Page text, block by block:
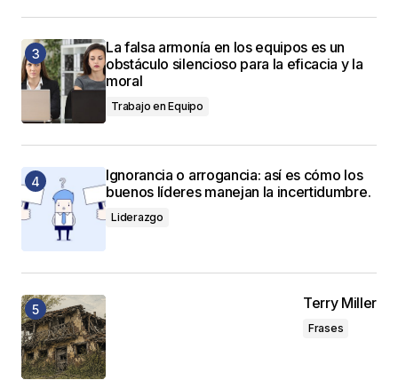
La falsa armonía en los equipos es un
obstáculo silencioso para la eficacia y la
moral
Trabajo en Equipo
Ignorancia o arrogancia: así es cómo los
buenos líderes manejan la incertidumbre.
Liderazgo
Terry Miller
Frases